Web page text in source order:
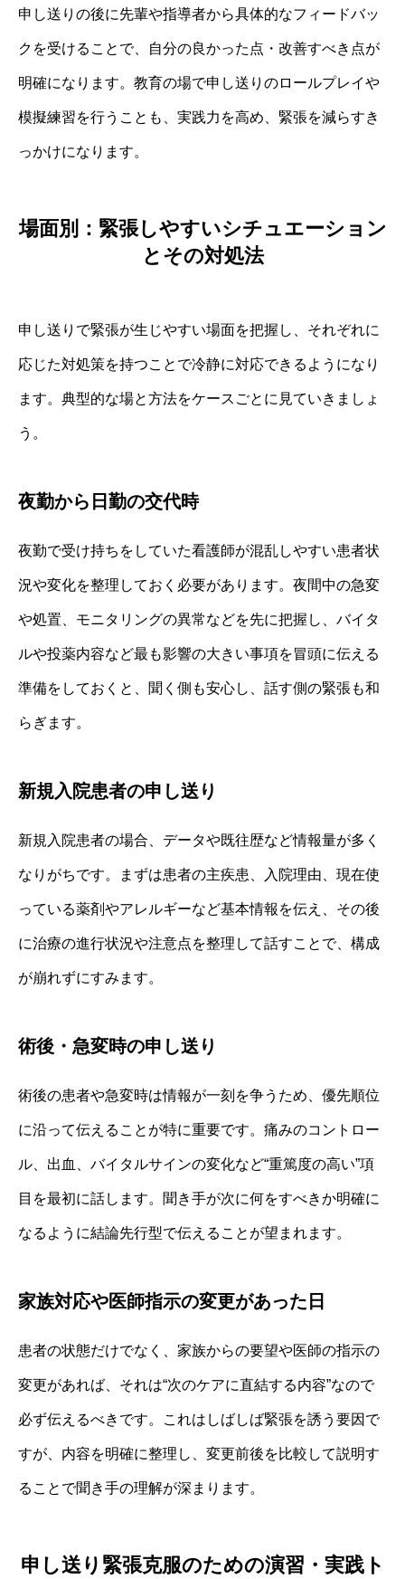
申し送りの後に先輩や指導者から具体的なフィードバッ
クを受けることで、自分の良かった点・改善すべき点が
明確になります。教育の場で申し送りのロールプレイや
模擬練習を行うことも、実践力を高め、緊張を減らすき
っかけになります。
場面別：緊張しやすいシチュエーション
とその対処法
申し送りで緊張が生じやすい場面を把握し、それぞれに
応じた対処策を持つことで冷静に対応できるようになり
ます。典型的な場と方法をケースごとに見ていきましょ
う。
夜勤から日勤の交代時
夜勤で受け持ちをしていた看護師が混乱しやすい患者状
況や変化を整理しておく必要があります。夜間中の急変
や処置、モニタリングの異常などを先に把握し、バイタ
ルや投薬内容など最も影響の大きい事項を冒頭に伝える
準備をしておくと、聞く側も安心し、話す側の緊張も和
らぎます。
新規入院患者の申し送り
新規入院患者の場合、データや既往歴など情報量が多く
なりがちです。まずは患者の主疾患、入院理由、現在使
っている薬剤やアレルギーなど基本情報を伝え、その後
に治療の進行状況や注意点を整理して話すことで、構成
が崩れずにすみます。
術後・急変時の申し送り
術後の患者や急変時は情報が一刻を争うため、優先順位
に沿って伝えることが特に重要です。痛みのコントロー
ル、出血、バイタルサインの変化など“重篤度の高い”項
目を最初に話します。聞き手が次に何をすべきか明確に
なるように結論先行型で伝えることが望まれます。
家族対応や医師指示の変更があった日
患者の状態だけでなく、家族からの要望や医師の指示の
変更があれば、それは“次のケアに直結する内容”なので
必ず伝えるべきです。これはしばしば緊張を誘う要因で
すが、内容を明確に整理し、変更前後を比較して説明す
ることで聞き手の理解が深まります。
申し送り緊張克服のための演習・実践ト